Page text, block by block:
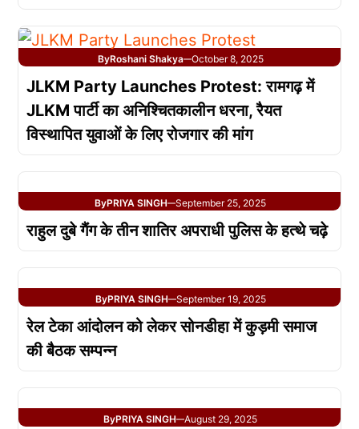
ByRoshani Shakya—October 8, 2025
JLKM Party Launches Protest: रामगढ़ में
JLKM पार्टी का अनिश्चितकालीन धरना, रैयत
विस्थापित युवाओं के लिए रोजगार की मांग
ByPRIYA SINGH—September 25, 2025
राहुल दुबे गैंग के तीन शातिर अपराधी पुलिस के हत्थे चढ़े
ByPRIYA SINGH—September 19, 2025
रेल टेका आंदोलन को लेकर सोनडीहा में कुड़मी समाज
की बैठक सम्पन्न
ByPRIYA SINGH—August 29, 2025